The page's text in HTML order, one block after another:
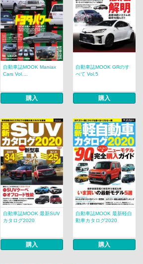
自動車誌MOOK Maniax
Cars Vol....
購入
自動車誌MOOK GRのす
べて Vol.5
購入
自動車誌MOOK 最新SUV
カタログ2020
購入
自動車誌MOOK 最新軽自
動車カタログ2020
購入